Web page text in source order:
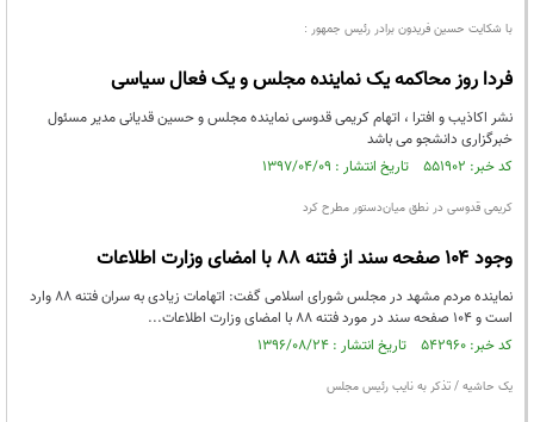
با شکایت حسین فریدون برادر رئیس جمهور :
فردا روز محاکمه یک نماینده مجلس و یک فعال سیاسی
نشر اکاذیب و افترا ، اتهام کریمی قدوسی نماینده مجلس و حسین قدیانی مدیر مسئول
خبرگزاری دانشجو می باشد
کد خبر: ۵۵۱۹۰۲ تاریخ انتشار : ۱۳۹۷/۰۴/۰۹
کریمی قدوسی در نطق میان‌دستور مطرح کرد
وجود ۱۰۴ صفحه سند از فتنه ۸۸ با امضای وزارت اطلاعات
نماینده مردم مشهد در مجلس شورای اسلامی گفت: اتهامات زیادی به سران فتنه ۸۸ وارد
است و ۱۰۴ صفحه سند در مورد فتنه ۸۸ با امضای وزارت اطلاعات...
کد خبر: ۵۴۲۹۶۰ تاریخ انتشار : ۱۳۹۶/۰۸/۲۴
یک حاشیه / تذکر به نایب رئیس مجلس